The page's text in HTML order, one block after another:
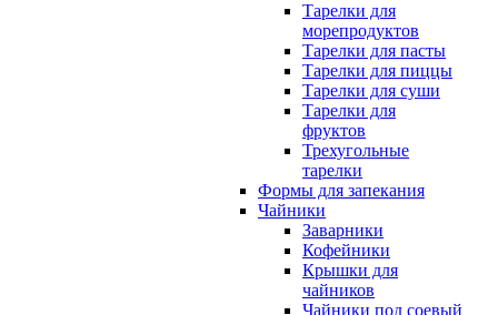
Тарелки для
морепродуктов
Тарелки для пасты
Тарелки для пиццы
Тарелки для суши
Тарелки для
фруктов
Трехугольные
тарелки
Формы для запекания
Чайники
Заварники
Кофейники
Крышки для
чайников
Чайники под соевый